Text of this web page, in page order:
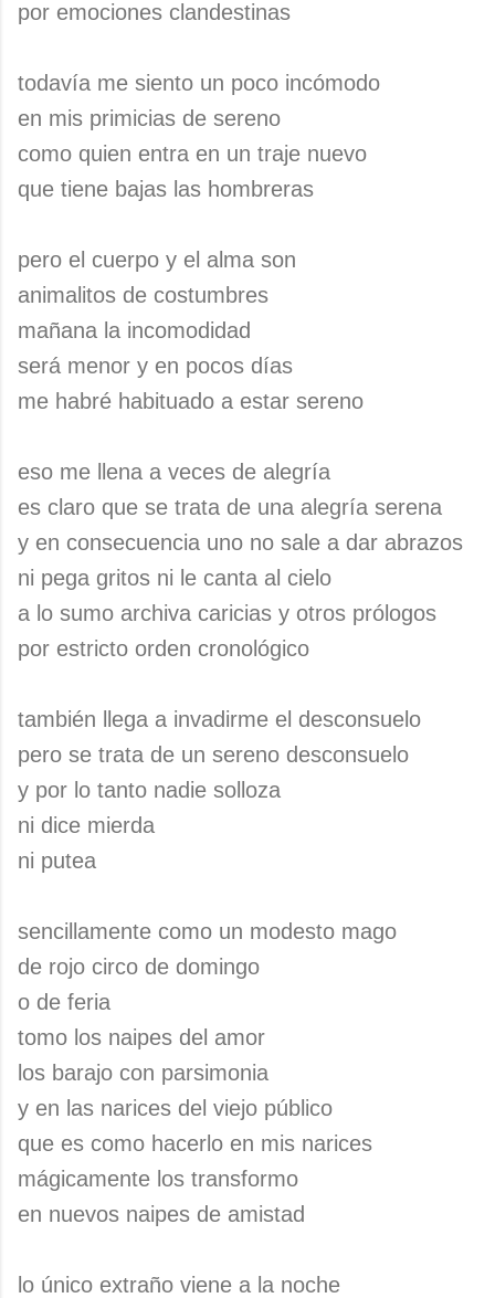
por emociones clandestinas
todavía me siento un poco incómodo
en mis primicias de sereno
como quien entra en un traje nuevo
que tiene bajas las hombreras
pero el cuerpo y el alma son
animalitos de costumbres
mañana la incomodidad
será menor y en pocos días
me habré habituado a estar sereno
eso me llena a veces de alegría
es claro que se trata de una alegría serena
y en consecuencia uno no sale a dar abrazos
ni pega gritos ni le canta al cielo
a lo sumo archiva caricias y otros prólogos
por estricto orden cronológico
también llega a invadirme el desconsuelo
pero se trata de un sereno desconsuelo
y por lo tanto nadie solloza
ni dice mierda
ni putea
sencillamente como un modesto mago
de rojo circo de domingo
o de feria
tomo los naipes del amor
los barajo con parsimonia
y en las narices del viejo público
que es como hacerlo en mis narices
mágicamente los transformo
en nuevos naipes de amistad
lo único extraño viene a la noche